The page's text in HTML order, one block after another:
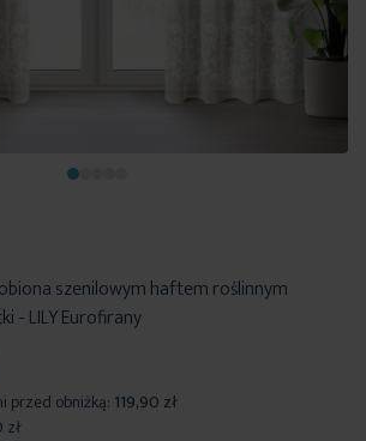
szenilowym haftem roślinnym
- LILY Eurofirany
przed obniżką: 119,90 zł
zł